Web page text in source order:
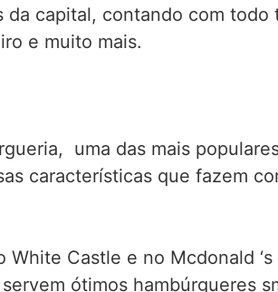
capital, contando com
e muito mais.
uma das mais
características que fazem
Castle e no Mcdonald
ótimos hambúrgueres